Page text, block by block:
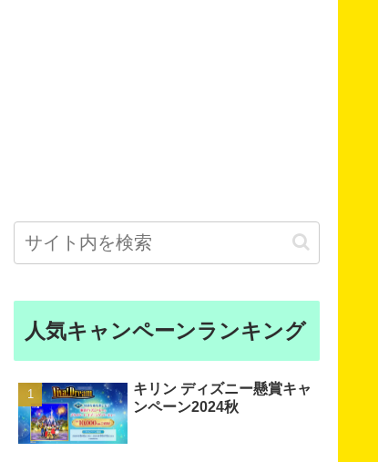
人気キャンペーンランキング
キリン ディズニー懸賞キャ
ンペーン2024秋